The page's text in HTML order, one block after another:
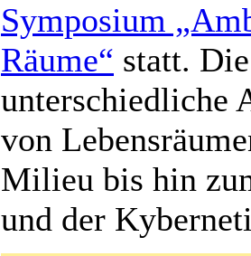
Symposium
Räume“ statt.
unterschiedliche
von
Milieu bis hin
und der